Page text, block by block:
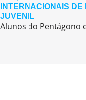
INTERNACIONAIS
JUVENIL